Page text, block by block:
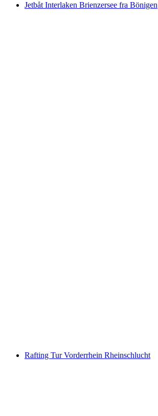
Jetbåt Interlaken Brienzersee fra Bönigen
Rafting Tur Vorderrhein Rheinschlucht